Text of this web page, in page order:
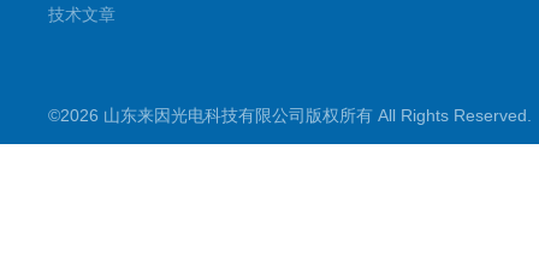
技术文章
©2026 山东来因光电科技有限公司版权所有 All Rights